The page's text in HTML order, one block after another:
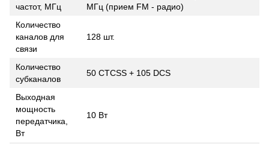
частот, МГц
МГц (прием FM - радио)
Количество
каналов для
связи
128 шт.
Количество
субканалов
50 CTCSS + 105 DCS
Выходная
мощность
передатчика,
Вт
10 Вт